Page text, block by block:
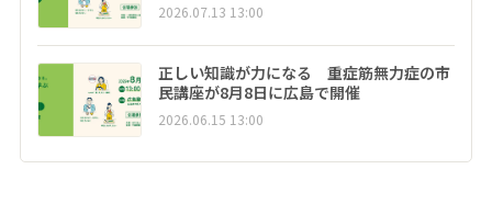
2026.07.13 13:00
正しい知識が力になる 重症筋無力症の市
民講座が8月8日に広島で開催
2026.06.15 13:00